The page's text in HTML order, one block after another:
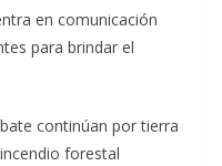
en comunicación
para brindar el
continúan por tierra
forestal